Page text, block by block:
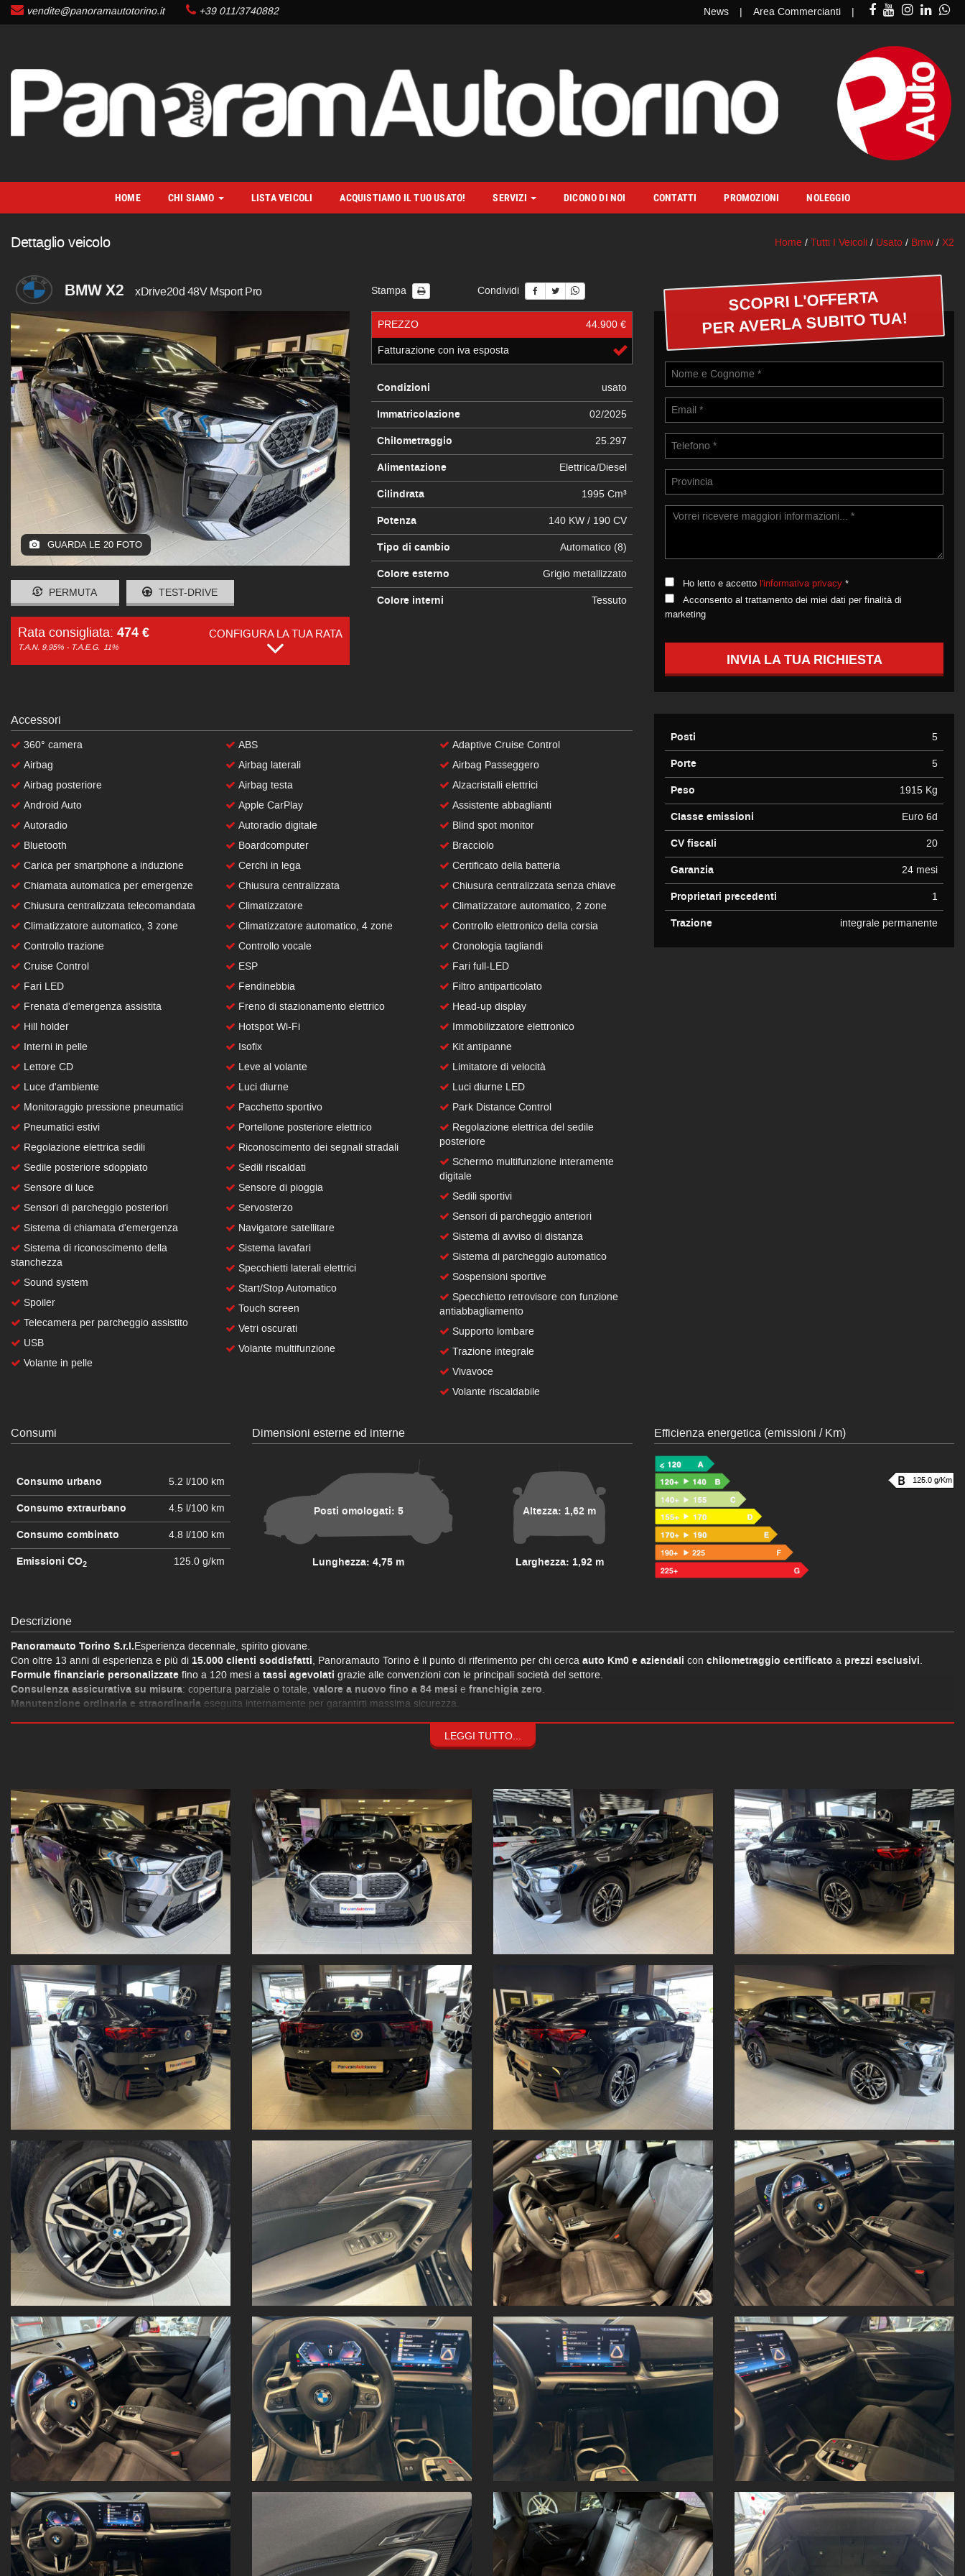
vendite@panoramautotorino.it +39 011/3740882 News Area Commercianti
HOME CHI SIAMO LISTA VEICOLI ACQUISTIAMO IL TUO USATO! SERVIZI DICONO DI NOI CONTATTI PROMOZIONI NOLEGGIO
Dettaglio veicolo Home / Tutti I Veicoli / Usato / Bmw / X2
BMW X2 xDrive20d 48V Msport Pro Stampa Condividi
GUARDA LE 20 FOTO
PERMUTA TEST-DRIVE
Rata consigliata: 474 €
T.A.N. 9,95% - T.A.E.G. 11%
CONFIGURA LA TUA RATA
PREZZO
44.900 €
Fatturazione con iva esposta
Condizioni usato
Immatricolazione 02/2025
Chilometraggio 25.297
Alimentazione Elettrica/Diesel
Cilindrata 1995 Cm³
Potenza 140 KW / 190 CV
Tipo di cambio Automatico (8)
Colore esterno Grigio metallizzato
Colore interni Tessuto
SCOPRI L'OFFERTA
PER AVERLA SUBITO TUA!
Ho letto e accetto l'informativa privacy *
Acconsento al trattamento dei miei dati per finalità di
marketing
INVIA LA TUA RICHIESTA
Accessori
360° camera
Airbag
Airbag posteriore
Android Auto
Autoradio
Bluetooth
Carica per smartphone a induzione
Chiamata automatica per emergenze
Chiusura centralizzata telecomandata
Climatizzatore automatico, 3 zone
Controllo trazione
Cruise Control
Fari LED
Frenata d'emergenza assistita
Hill holder
Interni in pelle
Lettore CD
Luce d'ambiente
Monitoraggio pressione pneumatici
Pneumatici estivi
Regolazione elettrica sedili
Sedile posteriore sdoppiato
Sensore di luce
Sensori di parcheggio posteriori
Sistema di chiamata d'emergenza
Sistema di riconoscimento della
stanchezza
Sound system
Spoiler
Telecamera per parcheggio assistito
USB
Volante in pelle
ABS
Airbag laterali
Airbag testa
Apple CarPlay
Autoradio digitale
Boardcomputer
Cerchi in lega
Chiusura centralizzata
Climatizzatore
Climatizzatore automatico, 4 zone
Controllo vocale
ESP
Fendinebbia
Freno di stazionamento elettrico
Hotspot Wi-Fi
Isofix
Leve al volante
Luci diurne
Pacchetto sportivo
Portellone posteriore elettrico
Riconoscimento dei segnali stradali
Sedili riscaldati
Sensore di pioggia
Servosterzo
Navigatore satellitare
Sistema lavafari
Specchietti laterali elettrici
Start/Stop Automatico
Touch screen
Vetri oscurati
Volante multifunzione
Adaptive Cruise Control
Airbag Passeggero
Alzacristalli elettrici
Assistente abbaglianti
Blind spot monitor
Bracciolo
Certificato della batteria
Chiusura centralizzata senza chiave
Climatizzatore automatico, 2 zone
Controllo elettronico della corsia
Cronologia tagliandi
Fari full-LED
Filtro antiparticolato
Head-up display
Immobilizzatore elettronico
Kit antipanne
Limitatore di velocità
Luci diurne LED
Park Distance Control
Regolazione elettrica del sedile
posteriore
Schermo multifunzione interamente
digitale
Sedili sportivi
Sensori di parcheggio anteriori
Sistema di avviso di distanza
Sistema di parcheggio automatico
Sospensioni sportive
Specchietto retrovisore con funzione
antiabbagliamento
Supporto lombare
Trazione integrale
Vivavoce
Volante riscaldabile
Posti 5
Porte 5
Peso 1915 Kg
Classe emissioni Euro 6d
CV fiscali 20
Garanzia 24 mesi
Proprietari precedenti 1
Trazione integrale permanente
Consumi
Consumo urbano 5.2 l/100 km
Consumo extraurbano 4.5 l/100 km
Consumo combinato 4.8 l/100 km
Emissioni CO2 125.0 g/km
Dimensioni esterne ed interne
Posti omologati: 5
Lunghezza: 4,75 m
Altezza: 1,62 m
Larghezza: 1,92 m
Efficienza energetica (emissioni / Km)
125.0 g/Km
Descrizione
Panoramauto Torino S.r.l.Esperienza decennale, spirito giovane.
Con oltre 13 anni di esperienza e più di 15.000 clienti soddisfatti, Panoramauto Torino è il punto di riferimento per chi cerca auto Km0 e aziendali con chilometraggio certificato a prezzi esclusivi.
Formule finanziarie personalizzate fino a 120 mesi a tassi agevolati grazie alle convenzioni con le principali società del settore.
Consulenza assicurativa su misura: copertura parziale o totale, valore a nuovo fino a 84 mesi e franchigia zero.
Manutenzione ordinaria e straordinaria eseguita internamente per garantirti massima sicurezza.
Servizio carrozzeria e assistenza stradale
Cambio automatico con leve di comando
Indicazione pressione pneumatici
Telaio M adattativo
Specchio esterno ribaltabile
Accesso comfort
M Pacchetto sport
PACCHETTO SPORTIVO M PRO
BMW griglia iconic glow
Vetri a isolam. acustico
IMP.FRENANTE MAGGIORATO M, ROSSO LUCIDO
Fari Shadow Line M
Retrovisore int. autoanabbaglianti
Sedile attivo p lato guida/passeggero
Regolazione elettrica sedili con memory
Fissaggio seggiolino per bambini
Sedile sportivo
Riscaldamento sedile guid./pass.
M cinture di sicurezza
PLANCIA STRUMENTI LUXURY
Tachimetro chilometrico
Faro a LED adattativo
Assistente abbaglianti
Driving Assistant Professional
Parking assistant professional
Head-Up Display
Sintonizzatore DAB (idoneità DAB+)
Sistema HiFi Harman Kardon
BMW Live cockpit Professional
M volante in pelle
Spoiler posteriore M
Lucido shadow line
Cielo antracite
Pacchetto optional Professional
Guidance Paket
M Shadow Line con contenuto ampliato
Il prezzo è al netto dell'immatricolazione ed è valido conpromozione Panoramauto Torino S.r.l.
Valutiamo il tuo usato!
Vuoi permutare la tua vettura o venderla?
Inviacifoto e datidirettamente dal nostro sito:
www.panoramautotorino.it → sezione “Acquistiamo il tuo usato”
Ti aspettiamo in Strada Settimo 364, Torino, di fronte al centro commerciale Panorama.
Nota bene:
Tutti i dati tecnici e gli accessori del veicolo sono riportati con la massima accuratezza possibile. Tuttavia, le informazioni hanno valore indicativo non costituiscono vincolo contrattuale
Fogli informativi disponibili in sede.
LEGGI TUTTO...